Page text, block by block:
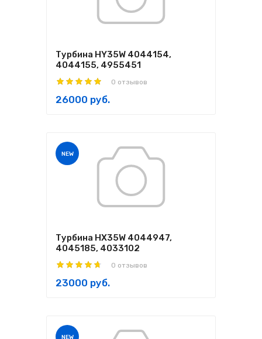
Турбина HY35W 4044154,
4044155, 4955451
0 отзывов
26000 руб.
NEW
Турбина HX35W 4044947,
4045185, 4033102
0 отзывов
23000 руб.
NEW